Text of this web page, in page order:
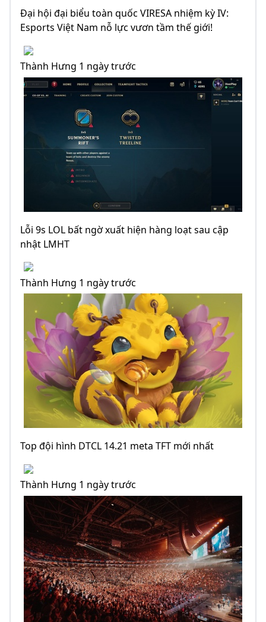
Đại hội đại biểu toàn quốc VIRESA nhiệm kỳ IV:
Esports Việt Nam nỗ lực vươn tầm thế giới!
Thành Hưng 1 ngày trước
Lỗi 9s LOL bất ngờ xuất hiện hàng loạt sau cập
nhật LMHT
Thành Hưng 1 ngày trước
Top đội hình DTCL 14.21 meta TFT mới nhất
Thành Hưng 1 ngày trước